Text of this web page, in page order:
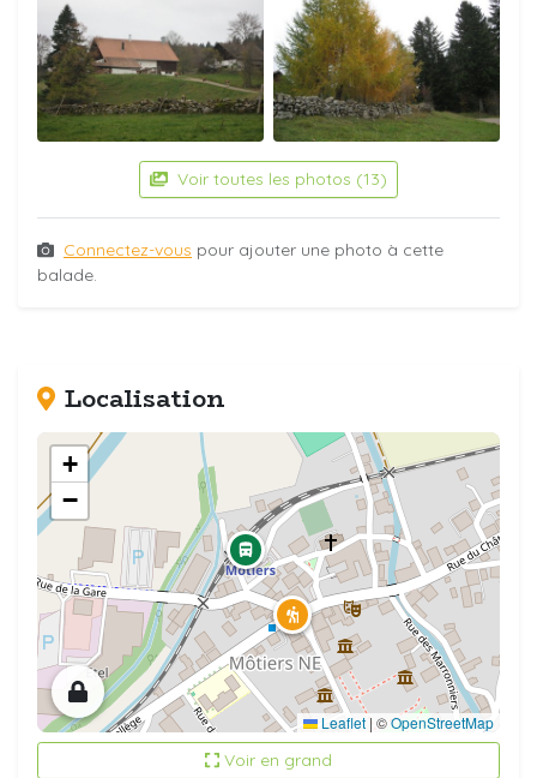
Voir toutes les photos (13)
Connectez-vous pour ajouter une photo à cette
balade.
Localisation
+
−
Leaflet |©OpenStreetMap
Voir en grand